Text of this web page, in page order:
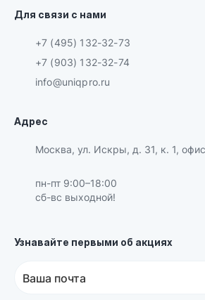
Для связи с нами
+7 (495) 132-32-73
+7 (903) 132-32-74
info@uniqpro.ru
Адрес
Москва, ул. Искры, д. 31, к. 1,
пн-пт 9:00–18:00
сб-вс выходной!
Узнавайте первыми об акциях
Ваша почта